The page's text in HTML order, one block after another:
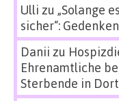
Ulli zu „Solange
sicher“:
Danii zu
Ehrenamtliche
Sterbende in